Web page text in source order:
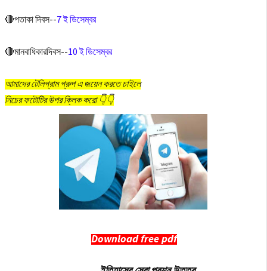
🔴পতাকা দিবস--7 ই ডিসেম্বর
🔴মানবাধিকারদিবস--10 ই ডিসেম্বর
আমাদের টেলিগ্রাম গ্রুপ এ জয়েন করতে চাইলে
নিচের ফটোটির উপর ক্লিক করো 👇👇
Download free pdf